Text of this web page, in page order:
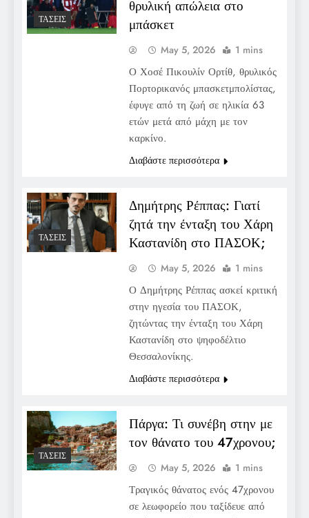
ΤΆΣΕΙΣ
θρυλική απώλεια στο
μπάσκετ
May 5, 2026 1 mins
Ο Χοσέ Πικουλίν Ορτίθ, θρυλικός
Πορτορικανός μπασκετμπολίστας,
έφυγε από τη ζωή σε ηλικία 63
ετών μετά από μάχη με τον
καρκίνο.
Διαβάστε περισσότερα
ΤΆΣΕΙΣ
Δημήτρης Ρέππας: Γιατί
ζητά την ένταξη του Χάρη
Καστανίδη στο ΠΑΣΟΚ;
May 5, 2026 1 mins
Ο Δημήτρης Ρέππας ασκεί κριτική
στην ηγεσία του ΠΑΣΟΚ,
ζητώντας την ένταξη του Χάρη
Καστανίδη στο ψηφοδέλτιο
Θεσσαλονίκης.
Διαβάστε περισσότερα
ΤΆΣΕΙΣ
Πάργα: Τι συνέβη στην με
τον θάνατο του 47χρονου;
May 5, 2026 1 mins
Τραγικός θάνατος ενός 47χρονου
σε λεωφορείο που ταξίδευε από